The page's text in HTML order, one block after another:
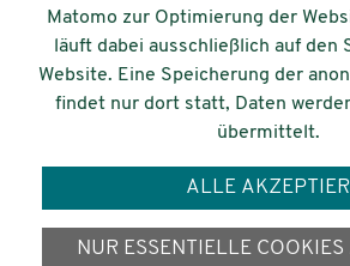
Barrierefreiheit
© 2026 Deutsches Zentrum für
Integrations-
und Migrationsforschung DeZIM
Matomo zur Optimierung der
läuft dabei ausschließlich auf den
Website. Eine Speicherung der
findet nur dort statt, Daten
übermittelt.
ALLE
NUR ESSENTIELLE